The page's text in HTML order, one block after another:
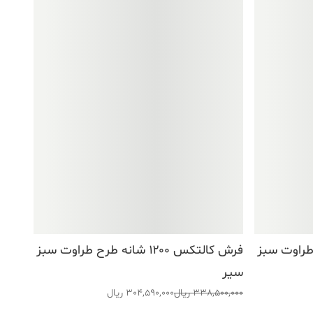
طرح طراوت سبز
فرش کالتکس ۱۲۰۰ شانه طرح طراوت سبز
سیر
338,500,000 ریال
قیمت
304,590,000 ریال
قیمت